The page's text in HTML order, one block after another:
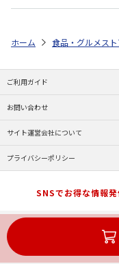
ホーム 食品・グルメスト
ご利用ガイド
お問い合わせ
サイト運営会社について
プライバシーポリシー
SNSでお得な情報
Copyright (C)